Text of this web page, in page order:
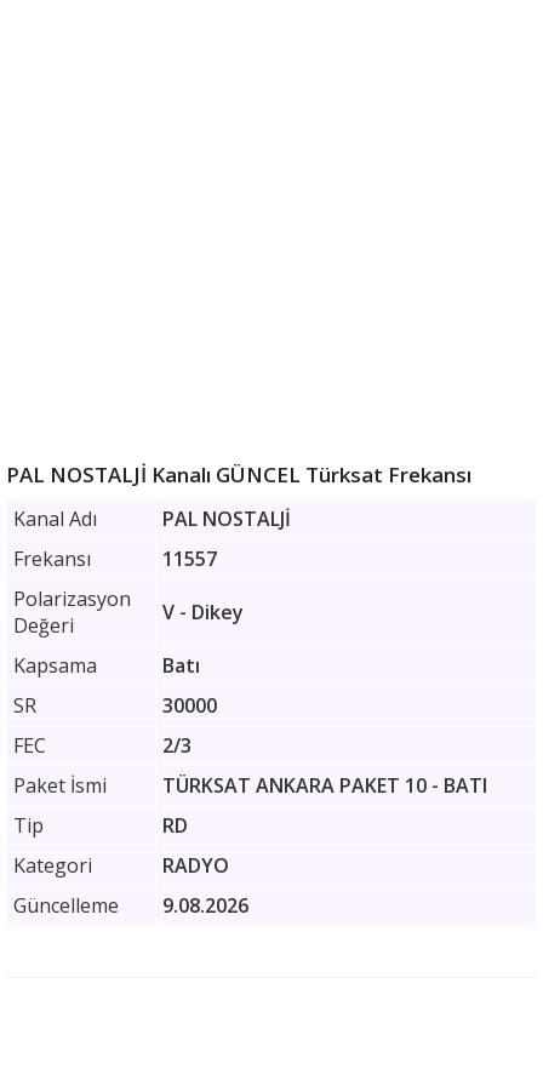
PAL NOSTALJİ Kanalı GÜNCEL Türksat Frekansı
Kanal Adı
PAL NOSTALJİ
Frekansı
11557
Polarizasyon
Değeri
V - Dikey
Kapsama
Batı
SR
30000
FEC
2/3
Paket İsmi
TÜRKSAT ANKARA PAKET 10 - BATI
Tip
RD
Kategori
RADYO
Güncelleme
9.08.2026